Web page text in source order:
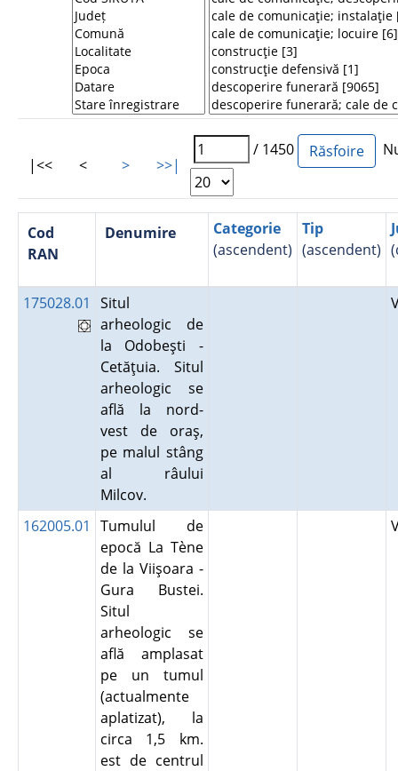
|<< < > >>|
/ 1450
Cod
RAN
Denumire
Categorie
(ascendent)
Tip
(ascendent)
175028.01
Situl
arheologic de
la Odobeşti -
Cetăţuia. Situl
arheologic se
află la nord-
vest de oraş,
pe malul stâng
al râului
Milcov.
162005.01
Tumulul de
epocă La Tène
de la Viişoara -
Gura Bustei.
Situl
arheologic se
află amplasat
pe un tumul
(actualmente
aplatizat), la
circa 1,5 km.
est de centrul